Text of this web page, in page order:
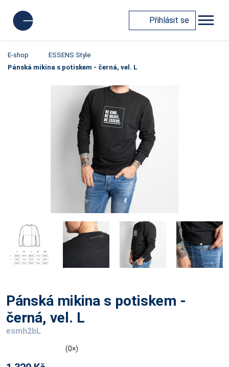
Přihlásit se
E-shop
ESSENS Style
Pánská mikina s potiskem - černá, vel. L
Pánská mikina s potiskem -
černá, vel. L
esmh2bL
(0×)